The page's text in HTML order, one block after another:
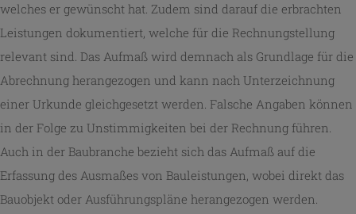
welches er gewünscht hat. Zudem sind darauf die erbrachten
Leistungen dokumentiert, welche für die Rechnungstellung
relevant sind. Das Aufmaß wird demnach als Grundlage für die
Abrechnung herangezogen und kann nach Unterzeichnung
einer Urkunde gleichgesetzt werden. Falsche Angaben können
in der Folge zu Unstimmigkeiten bei der Rechnung führen.
Auch in der Baubranche bezieht sich das Aufmaß auf die
Erfassung des Ausmaßes von Bauleistungen, wobei direkt das
Bauobjekt oder Ausführungspläne herangezogen werden.